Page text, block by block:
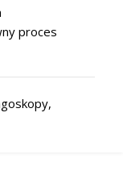
proces
,